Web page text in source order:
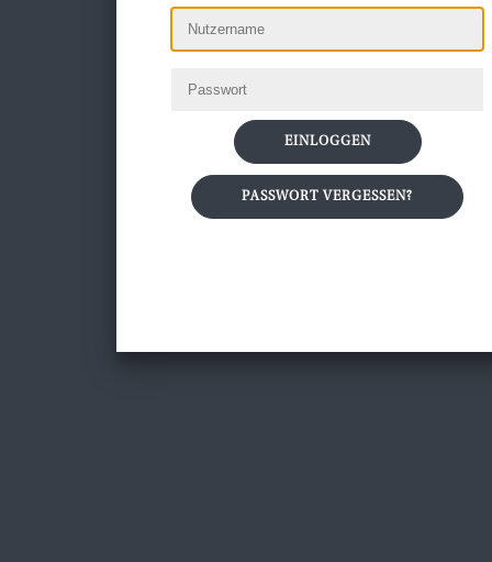
EINLOGGEN
PASSWORT VERGESSEN?
Willkommen zurück!
vorhandenem Account einzuloggen
EINLOGGEN